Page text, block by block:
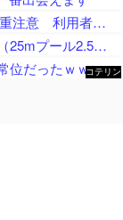
総務省、LINEヤフーに４回目の行政指導・厳重注意 利用者を識別する情報など約803万件を利用者に無断で韓国企業に送信（電気通信事業法違反）
神奈川県藤沢市、去年７月にモスク開発許可（25mプール2.5個分くらいのサイズ） → 反対署名3万人超、藤沢市議会にモスク反対の請願・陳情が40件以上 → 市議会、すべて否決
【画像】あのちゃんの最も落ち着く寝相が正常位だったｗｗｗｗｗｗｗｗｗｗｗｗｗｗｗｗｗｗｗｗｗｗｗｗｗｗｗｗｗｗｗｗｗｗｗｗ
コテリン